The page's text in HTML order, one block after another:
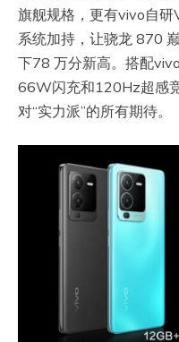
旗舰规格，更有vivo自
系统加持，让骁龙 870
下78 万分新高。搭配
66W闪充和120Hz超感
对“实力派”的所有期待。